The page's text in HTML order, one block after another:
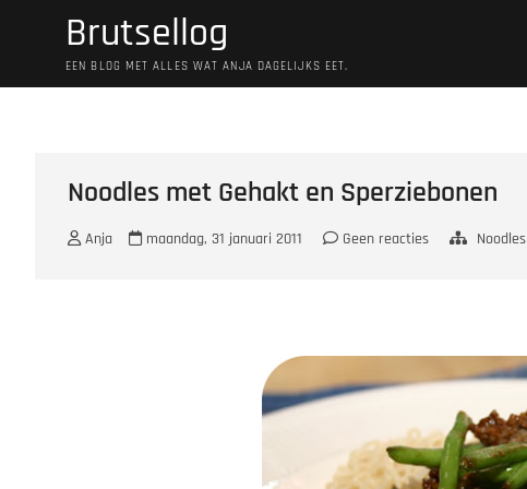
Brutsellog
EEN BLOG MET ALLES WAT ANJA DAGELIJKS EET.
Noodles met Gehakt en Sperziebonen
Anja maandag, 31 januari 2011 Geen reacties Noodles